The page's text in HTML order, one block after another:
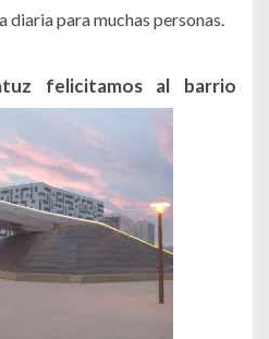
diaria para muchas personas.
felicitamos al barrio